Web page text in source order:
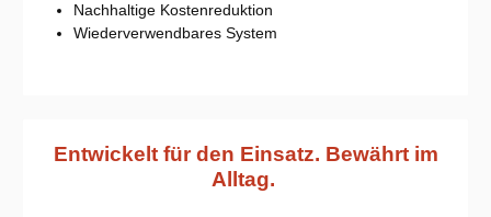
Nachhaltige Kostenreduktion
Wiederverwendbares System
Entwickelt für den Einsatz. Bewährt im
Alltag.